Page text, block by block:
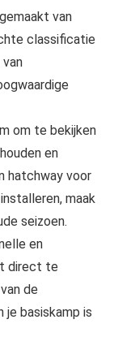
van
classificatie
om te bekijken
en
hatchway voor
maak
seizoen.
en
direct te
de
je basiskamp is